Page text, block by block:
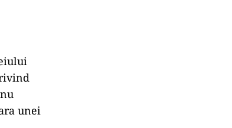
unei